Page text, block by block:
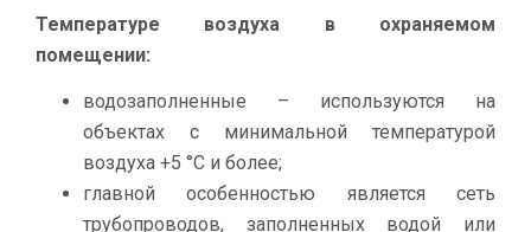
Температуре воздуха в охраняемом
помещении:
водозаполненные – используются на
объектах с минимальной температурой
воздуха +5 °С и более;
главной особенностью является сеть
трубопроводов, заполненных водой или